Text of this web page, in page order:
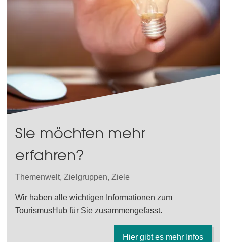
Sie möchten mehr
erfahren?
Themenwelt, Zielgruppen, Ziele
Wir haben alle wichtigen Informationen zum
TourismusHub für Sie zusammengefasst.
Hier gibt es mehr Infos